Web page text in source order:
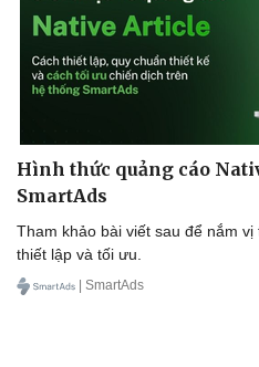
Hình thức quảng cáo
SmartAds
Tham khảo bài viết sau để nắm
thiết lập và tối ưu.
| SmartAds